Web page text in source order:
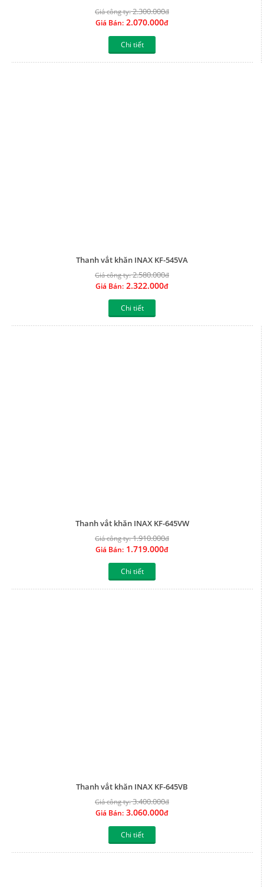
Giá công ty:2.300.000đ
Giá Bán: 2.070.000đ
Chi tiết
Thanh vắt khăn INAX KF-545VA
Giá công ty:2.580.000đ
Giá Bán: 2.322.000đ
Chi tiết
Thanh vắt khăn INAX KF-645VW
Giá công ty:1.910.000đ
Giá Bán: 1.719.000đ
Chi tiết
Thanh vắt khăn INAX KF-645VB
Giá công ty:3.400.000đ
Giá Bán: 3.060.000đ
Chi tiết